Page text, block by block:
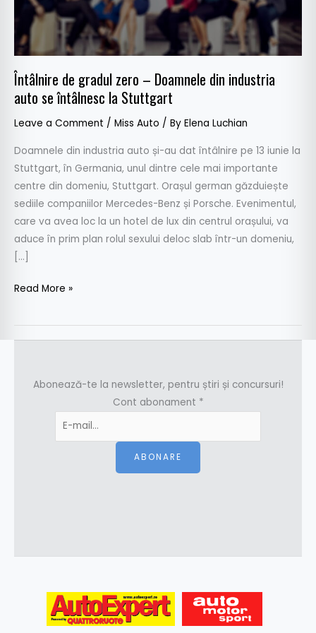
Întâlnire de gradul zero – Doamnele din industria
auto se întâlnesc la Stuttgart
Leave a Comment / Miss Auto / By Elena Luchian
Doamnele din industria auto și-au dat întâlnire pe 13 iunie la
Stuttgart, în Germania, unul dintre cele mai importante
centre din domeniu, Stuttgart. Orașul german găzduiește
sediile companiilor Mercedes-Benz și Porsche. Evenimentul,
care va avea loc la un hotel de lux din centrul orașului, va
aduce în prim plan rolul sexului deloc slab într-un domeniu,
[…]
industria
auto
se
întâlnesc
la
Stuttgart
Read More »
Abonează-te la newsletter, pentru știri și concursuri!
Cont abonament *
ABONARE